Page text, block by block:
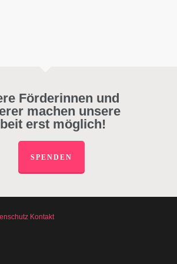
Förderinnen und
machen unsere
erst möglich!
SPENDEN
Kontakt